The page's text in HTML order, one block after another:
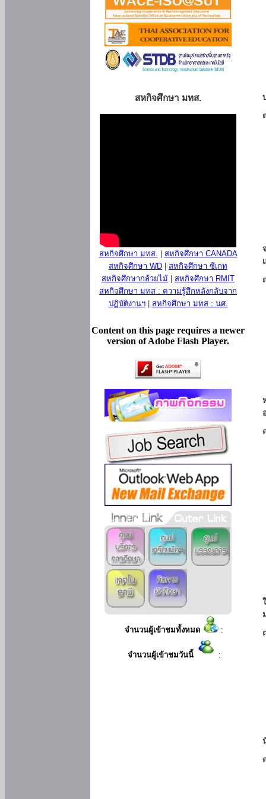
สหกิจศึกษา มทส.
สหกิจศึกษา มทส.
สหกิจศึกษา CANADA
สหกิจศึกษา WD
สหกิจศึกษา ซีเกท
สหกิจศึกษากล้วยไม้
สหกิจศึกษา RMIT
สหกิจศึกษา มทส : ความรู้สึกหลังกลับจาก
ปฏิบัติงานฯ| สหกิจศึกษา มทส : นศ.
Content on this page requires a newer
version of Adobe Flash Player.
จำนวนผู้เข้าชมทั้งหมด :
จำนวนผู้เข้าชมวันนี้ :